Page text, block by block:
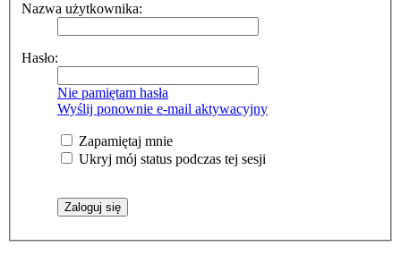
Nazwa użytkownika:
Hasło:
Nie pamiętam hasła
Wyślij ponownie e-mail aktywacyjny
Zapamiętaj mnie
Ukryj mój status podczas tej sesji